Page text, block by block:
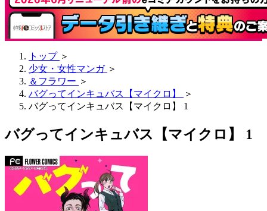
トップ ＞
少女・女性マンガ ＞
＆フラワー ＞
バグってインキュバス【マイクロ】
＞
バグってインキュバス【マイクロ】 1
バグってインキュバス【マイクロ】 1